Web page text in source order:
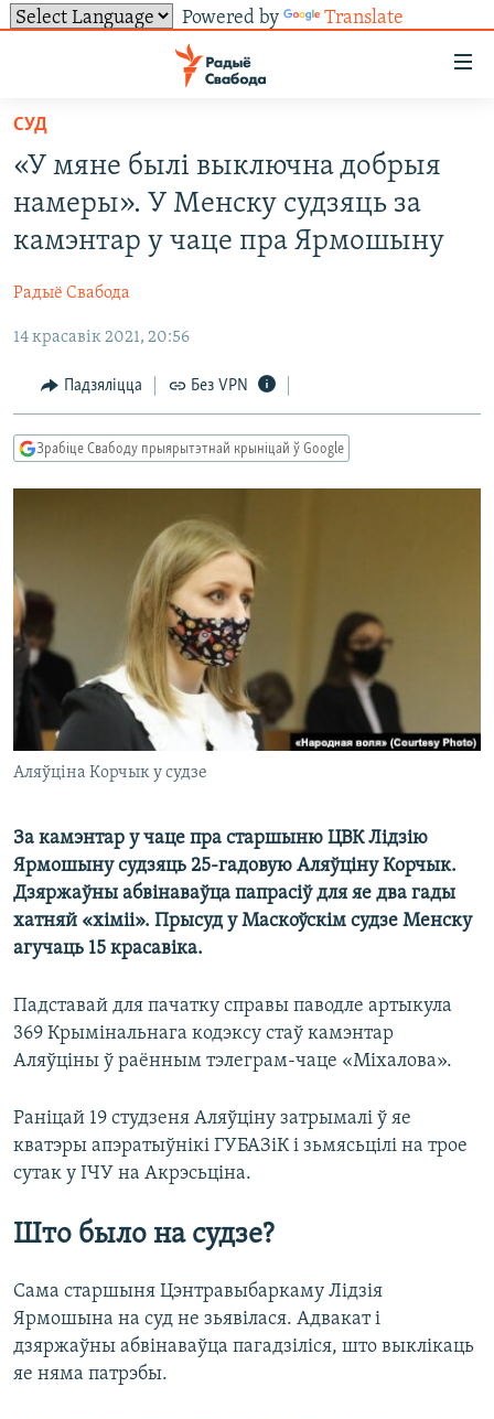
Powered by Translate
ўнівэрсальнага
доступу
Перайсьці
галоўнага
зьместу
да
навігацыі
Перайсьці
пошуку
ПАЛІТЫКА
ЭКАНОМІКА
ВАЙНА
ПАЛІТВЯЗЬНІ
ГІСТОРЫЯ НА СВАБОДЗЕ
ПАДКАСТЫ
КНІГІ
PREMIUM
НА ХВАЛЯХ СВАБОДЫ
СУВЯЗЬ
ПАДЗЯЛІЦЦА ІНФАРМАЦЫЯЙ
RSS
ПАДКАСТЫ
FACEBOOK
СУД
«У мяне былі выключна добрыя
намеры». У Менску судзяць за
камэнтар у чаце пра Ярмошыну
Радыё Свабода
14 красавік 2021, 20:56
Падзяліцца Без VPN
Зрабіце Свабоду прыярытэтнай крыніцай ў Google
Аляўціна Корчык у судзе
За камэнтар у чаце пра старшыню ЦВК Лідзію
Ярмошыну судзяць 25-гадовую Аляўціну Корчык.
Дзяржаўны абвінаваўца папрасіў для яе два гады
хатняй «хіміі». Прысуд у Маскоўскім судзе Менску
агучаць 15 красавіка.
Падставай для пачатку справы паводле артыкула
369 Крымінальнага кодэксу стаў камэнтар
Аляўціны ў раённым тэлеграм-чаце «Міхалова».
Раніцай 19 студзеня Аляўціну затрымалі ў яе
кватэры апэратыўнікі ГУБАЗіК і зьмясьцілі на трое
сутак у ІЧУ на Акрэсьціна.
Што было на судзе?
Сама старшыня Цэнтравыбаркаму Лідзія
Ярмошына на суд не зьявілася. Адвакат і
дзяржаўны абвінаваўца пагадзіліся, што выклікаць
яе няма патрэбы.